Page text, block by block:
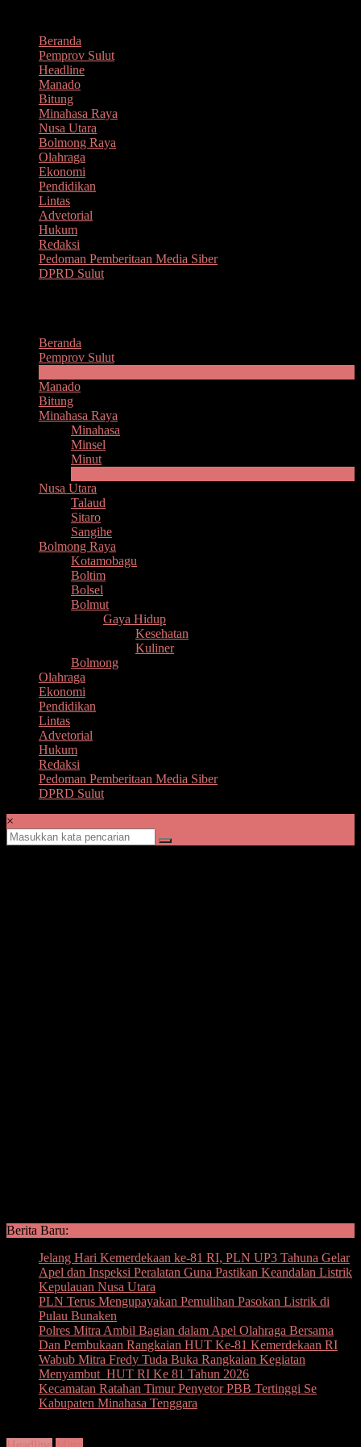
kontenBeranda
Pemprov Sulut
Headline
Manado
Bitung
Minahasa Raya
Nusa Utara
Bolmong Raya
Olahraga
Ekonomi
Pendidikan
Lintas
Advetorial
Hukum
Redaksi
Pedoman Pemberitaan Media Siber
DPRD Sulut
Beranda
Pemprov Sulut
Manado
Bitung
Minahasa Raya
Minahasa
Minsel
Minut
Nusa Utara
Talaud
Sitaro
Sangihe
Bolmong Raya
Kotamobagu
Boltim
Bolsel
Bolmut
Gaya Hidup
Kesehatan
Kuliner
Bolmong
Olahraga
Ekonomi
Pendidikan
Lintas
Advetorial
Hukum
Redaksi
Pedoman Pemberitaan Media Siber
DPRD Sulut
×
Berita Baru:
Jelang Hari Kemerdekaan ke-81 RI, PLN UP3 Tahuna Gelar
Apel dan Inspeksi Peralatan Guna Pastikan Keandalan Listrik
Kepulauan Nusa Utara
PLN Terus Mengupayakan Pemulihan Pasokan Listrik di
Pulau Bunaken
Polres Mitra Ambil Bagian dalam Apel Olahraga Bersama
Dan Pembukaan Rangkaian HUT Ke-81 Kemerdekaan RI
Wabub Mitra Fredy Tuda Buka Rangkaian Kegiatan
Menyambut HUT RI Ke 81 Tahun 2026
Kecamatan Ratahan Timur Penyetor PBB Tertinggi Se
Kabupaten Minahasa Tenggara